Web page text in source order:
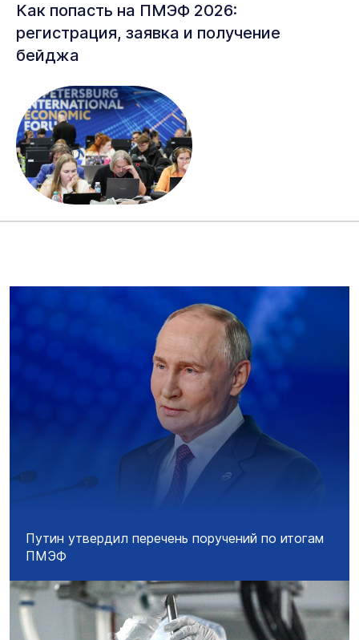
Как попасть на ПМЭФ 2026:
регистрация, заявка и получение
бейджа
Путин утвердил перечень поручений по итогам
ПМЭФ